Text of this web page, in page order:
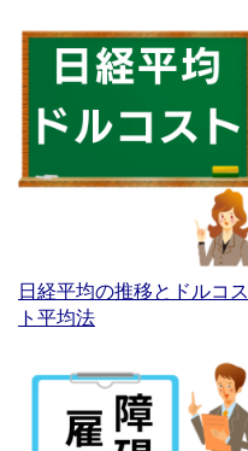
日経平均の推移とドルコス
ト平均法